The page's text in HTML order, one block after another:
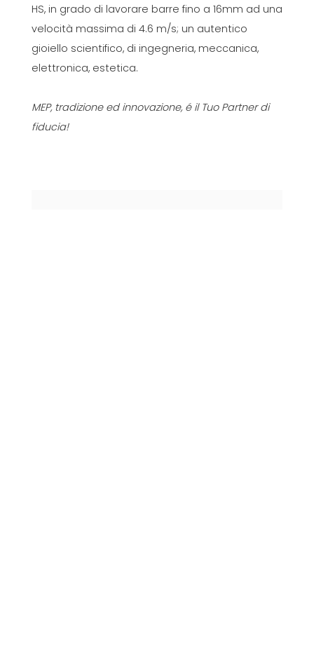
HS, in grado di lavorare barre fino a 16mm ad una
velocità massima di 4.6 m/s; un autentico
gioiello scientifico, di ingegneria, meccanica,
elettronica, estetica.
MEP, tradizione ed innovazione, é il Tuo Partner di
fiducia!